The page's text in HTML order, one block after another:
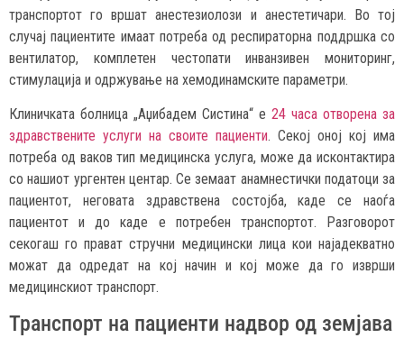
транспортот го вршат анестезиолози и анестетичари. Во тој
случај пациентите имаат потреба од респираторна поддршка со
вентилатор, комплетен честопати инванзивен мониторинг,
стимулација и одржување на хемодинамските параметри.
Клиничката болница „Аџибадем Систина“ е 24 часа отворена за
здравствените услуги на своите пациенти. Секој оној кој има
потреба од ваков тип медицинска услуга, може да исконтактира
со нашиот ургентен центар. Се земаат анамнестички податоци за
пациентот, неговата здравствена состојба, каде се наоѓа
пациентот и до каде е потребен транспортот. Разговорот
секогаш го прават стручни медицински лица кои најадекватно
можат да одредат на кој начин и кој може да го изврши
медицинскиот транспорт.
Транспорт на пациенти надвор од земјава